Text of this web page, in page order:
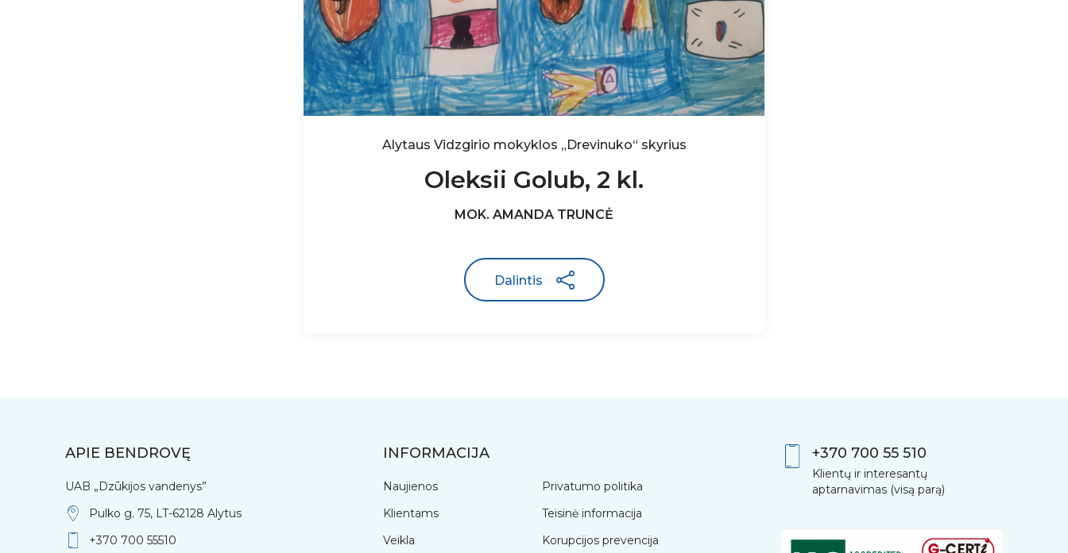
Alytaus Vidzgirio mokyklos „Drevinuko“ skyrius
Oleksii Golub, 2 kl.
MOK. AMANDA TRUNCĖ
Dalintis
APIE BENDROVĘ
UAB „Dzūkijos vandenys”
Pulko g. 75, LT-62128 Alytus
+370 700 55510
INFORMACIJA
Naujienos
Klientams
Veikla
Privatumo politika
Teisinė informacija
Korupcijos prevencija
+370 700 55 510
Klientų ir interesantų
aptarnavimas (visą parą)